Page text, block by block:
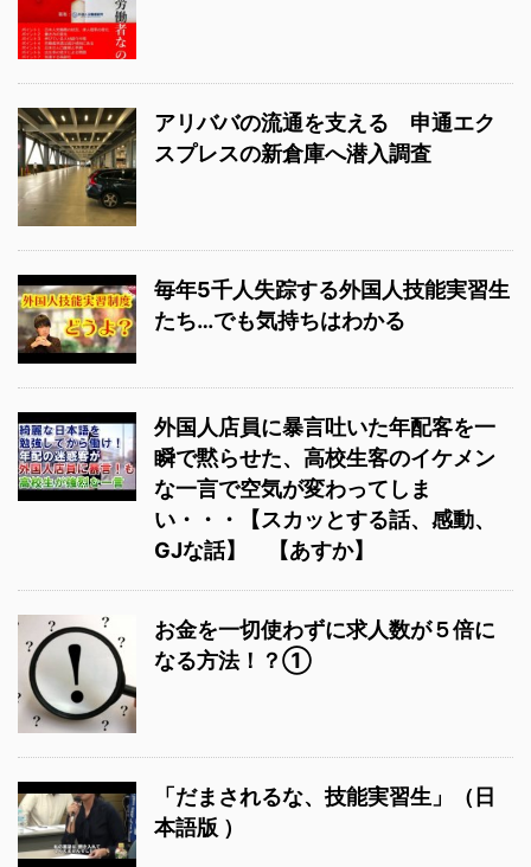
アリババの流通を支える 申通エク
スプレスの新倉庫へ潜入調査
毎年5千人失踪する外国人技能実習生
たち…でも気持ちはわかる
外国人店員に暴言吐いた年配客を一
瞬で黙らせた、高校生客のイケメン
な一言で空気が変わってしま
い・・・【スカッとする話、感動、
GJな話】 【あすか】
お金を一切使わずに求人数が５倍に
なる方法！？①
「だまされるな、技能実習生」（日
本語版 ）